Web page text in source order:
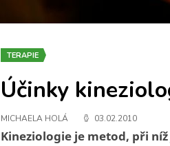
TERAPIE
Účinky
MICHAELA HOLÁ 03.02.2010
Kineziologie je metod, při